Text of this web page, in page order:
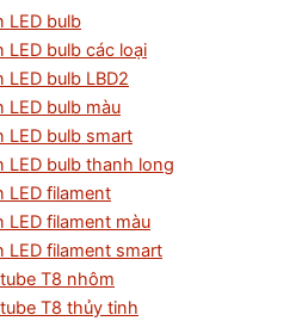
LED bulb
LED bulb các loại
LED bulb LBD2
LED bulb màu
LED bulb smart
LED bulb thanh long
LED filament
LED filament màu
LED filament smart
T8 nhôm
T8 thủy tinh